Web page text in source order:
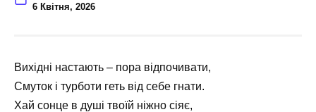
6 Квітня, 2026
Вихідні настають – пора відпочивати,
Смуток і турботи геть від себе гнати.
Хай сонце в душі твоїй ніжно сіяє,